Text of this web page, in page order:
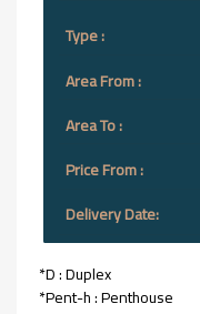
*D : Duplex
*Pent-h : Penthouse